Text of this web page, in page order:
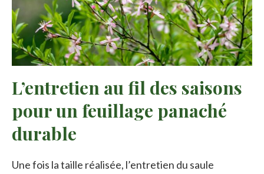
L’entretien au fil des saisons
pour un feuillage panaché
durable
Une fois la taille réalisée, l’entretien du saule